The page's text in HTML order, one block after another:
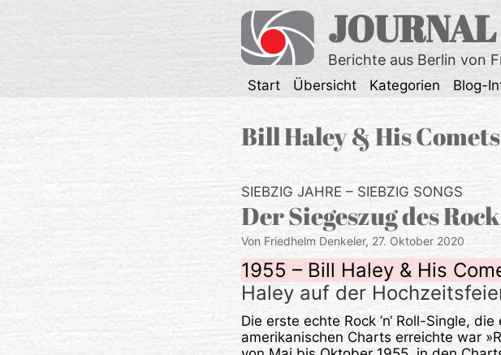
JOURNAL
Berichte aus Berlin von
Start Übersicht Kategorien Blog-
Bill Haley & His Comets
SIEBZIG JAHRE – SIEBZIG SONGS
Der Siegeszug des
Von Friedhelm Denkeler, 27. Oktober 2020
1955 – Bill Haley & His
Haley auf der
Die erste echte Rock ’n‘ Roll-Single,
amerikanischen Charts erreichte war